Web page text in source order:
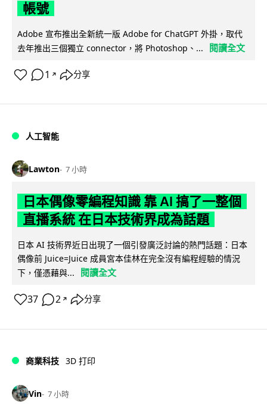
帳號
Adobe 宣布推出全新統一版 Adobe for ChatGPT 外掛，取代
去年推出三個獨立 connector，將 Photoshop、...
閱讀全文
1 ↗ 分享
人工智能
Lawton 7 小時
日本偶像零編程知識 靠 AI 搞了一整個
直播系統 在日本技術界成為話題
日本 AI 技術界近日出現了一個引發廣泛討論的熱門話題：日本
偶像前 Juice=Juice 成員宮本佳林在完全沒有編程經驗的情況
下，僅憑藉與...
閱讀全文
37 2 ↗ 分享
商業科技 3D 打印
Vin 7 小時